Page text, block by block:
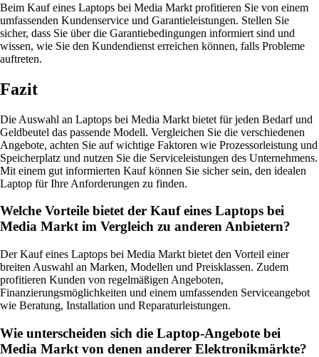
Beim Kauf eines Laptops bei Media Markt profitieren Sie von einem
umfassenden Kundenservice und Garantieleistungen. Stellen Sie
sicher, dass Sie über die Garantiebedingungen informiert sind und
wissen, wie Sie den Kundendienst erreichen können, falls Probleme
auftreten.
Fazit
Die Auswahl an Laptops bei Media Markt bietet für jeden Bedarf und
Geldbeutel das passende Modell. Vergleichen Sie die verschiedenen
Angebote, achten Sie auf wichtige Faktoren wie Prozessorleistung und
Speicherplatz und nutzen Sie die Serviceleistungen des Unternehmens.
Mit einem gut informierten Kauf können Sie sicher sein, den idealen
Laptop für Ihre Anforderungen zu finden.
Welche Vorteile bietet der Kauf eines Laptops bei
Media Markt im Vergleich zu anderen Anbietern?
Der Kauf eines Laptops bei Media Markt bietet den Vorteil einer
breiten Auswahl an Marken, Modellen und Preisklassen. Zudem
profitieren Kunden von regelmäßigen Angeboten,
Finanzierungsmöglichkeiten und einem umfassenden Serviceangebot
wie Beratung, Installation und Reparaturleistungen.
Wie unterscheiden sich die Laptop-Angebote bei
Media Markt von denen anderer Elektronikmärkte?